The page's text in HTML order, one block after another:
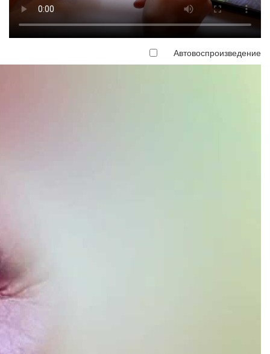
Автовоспроизведение